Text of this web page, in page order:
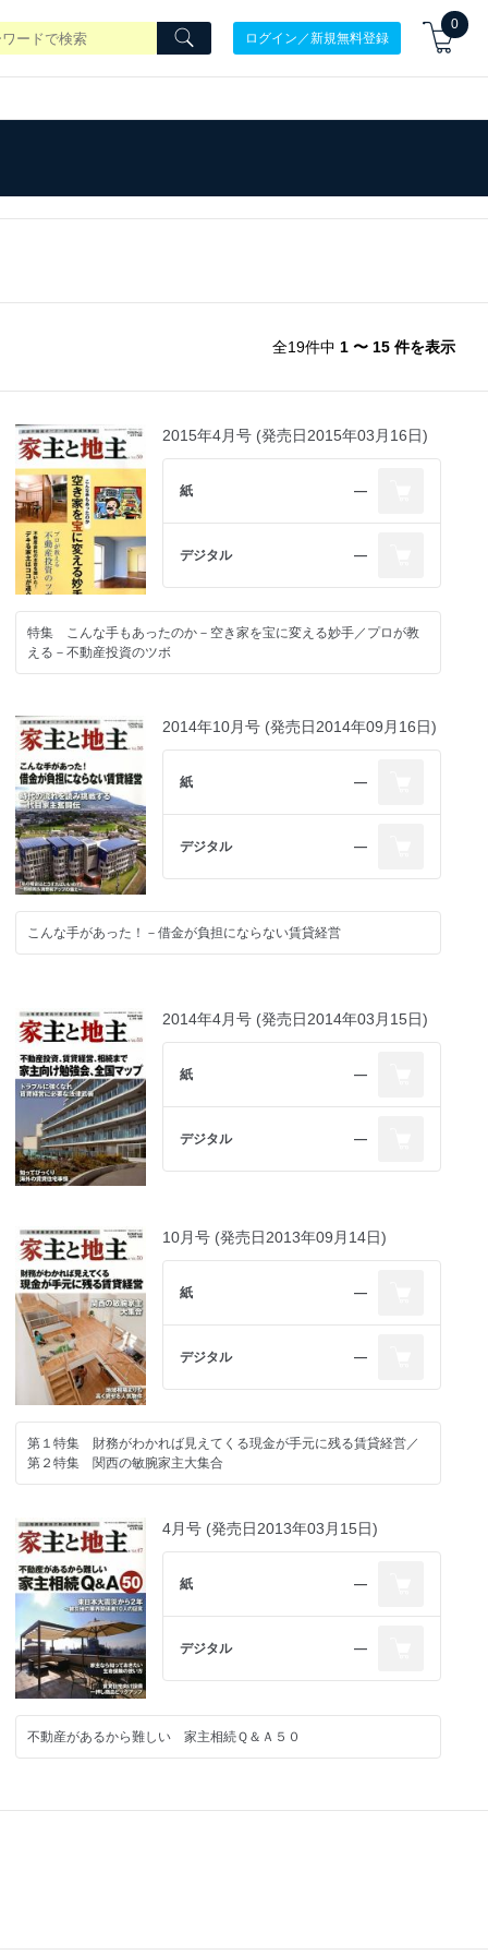
ログイン／新規無料登録
0
全19件中 1 〜 15 件を表示
2015年4月号 (発売日2015年03月16日)
紙 ―
デジタル ―
特集 こんな手もあったのか－空き家を宝に変える妙手／プロが教
える－不動産投資のツボ
2014年10月号 (発売日2014年09月16日)
紙 ―
デジタル ―
こんな手があった！－借金が負担にならない賃貸経営
2014年4月号 (発売日2014年03月15日)
紙 ―
デジタル ―
10月号 (発売日2013年09月14日)
紙 ―
デジタル ―
第１特集 財務がわかれば見えてくる現金が手元に残る賃貸経営／
第２特集 関西の敏腕家主大集合
4月号 (発売日2013年03月15日)
紙 ―
デジタル ―
不動産があるから難しい 家主相続Ｑ＆Ａ５０